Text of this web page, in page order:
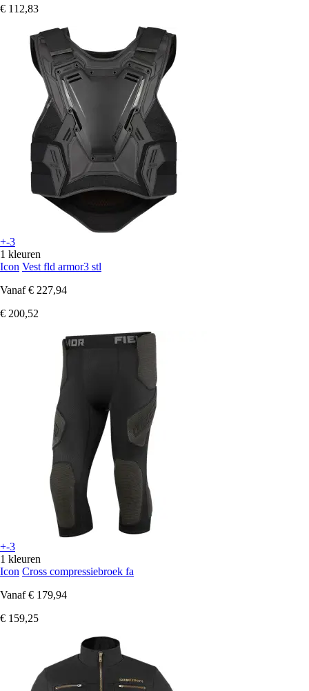
€ 112,83
+-3
1 kleuren
Icon Vest fld armor3 stl
Vanaf € 227,94
€ 200,52
+-3
1 kleuren
Icon Cross compressiebroek fa
Vanaf € 179,94
€ 159,25